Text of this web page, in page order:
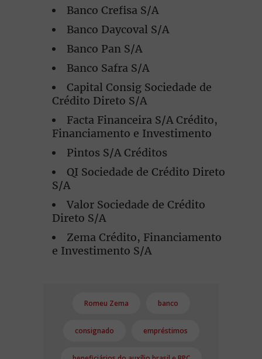
Banco Crefisa S/A
Banco Daycoval S/A
Banco Pan S/A
Banco Safra S/A
Capital Consig Sociedade de
Crédito Direto S/A
Facta Financeira S/A Crédito,
Financiamento e Investimento
Pintos S/A Créditos
QI Sociedade de Crédito Direto
S/A
Valor Sociedade de Crédito
Direto S/A
Zema Crédito, Financiamento
e Investimento S/A
Romeu Zema banco
consignado empréstimos